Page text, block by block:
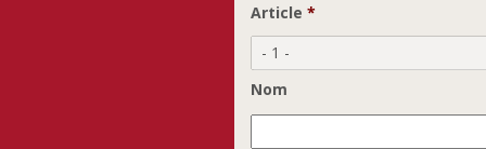
Article *
Nom